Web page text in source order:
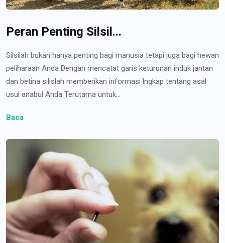
Peran Penting Silsil...
Silsilah bukan hanya penting bagi manusia tetapi juga bagi hewan
peliharaan Anda Dengan mencatat garis keturunan induk jantan
dan betina silislah memberikan informasi lngkap tentang asal
usul anabul Anda Terutama untuk...
Baca